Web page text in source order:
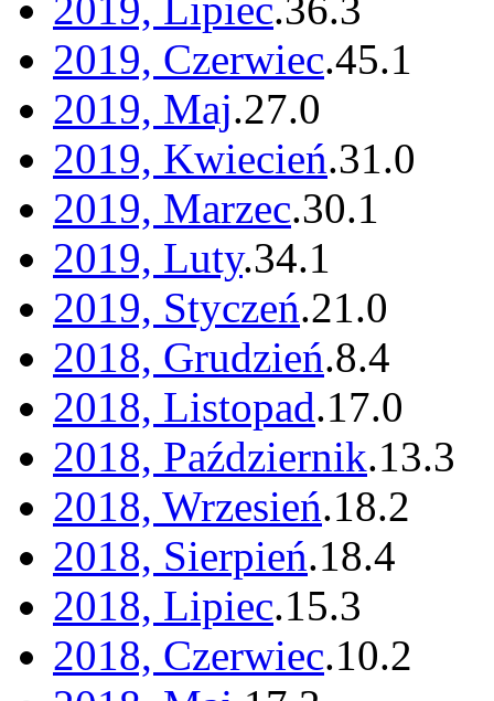
2019, Czerwiec.45.1
2019, Maj.27.0
2019, Kwiecień.31.0
2019, Marzec.30.1
2019, Luty.34.1
2019, Styczeń.21.0
2018, Grudzień.8.4
2018, Listopad.17.0
2018, Październik.13.3
2018, Wrzesień.18.2
2018, Sierpień.18.4
2018, Lipiec.15.3
2018, Czerwiec.10.2